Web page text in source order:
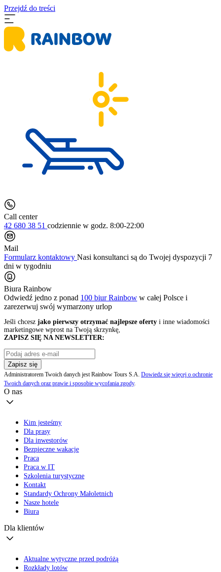
Przejdź do treści
Call center
42 680 38 51 codziennie w godz. 8:00-22:00
Mail
Formularz kontaktowy Nasi konsultanci są do Twojej dyspozycji 7
dni w tygodniu
Biura Rainbow
Odwiedź jedno z ponad 100 biur Rainbow w całej Polsce i
zarezerwuj swój wymarzony urlop
Jeśli chcesz jako pierwszy otrzymać najlepsze oferty i inne wiadomości
marketingowe wprost na Twoją skrzynkę,
ZAPISZ SIĘ NA NEWSLETTER:
Zapisz się
Administratorem Twoich danych jest Rainbow Tours S.A. Dowiedz się więcej o ochronie
Twoich danych oraz prawie i sposobie wycofania zgody.
O nas
Kim jesteśmy
Dla prasy
Dla inwestorów
Bezpieczne wakacje
Praca
Praca w IT
Szkolenia turystyczne
Kontakt
Standardy Ochrony Małoletnich
Nasze hotele
Biura
Dla klientów
Aktualne wytyczne przed podróżą
Rozkłady lotów